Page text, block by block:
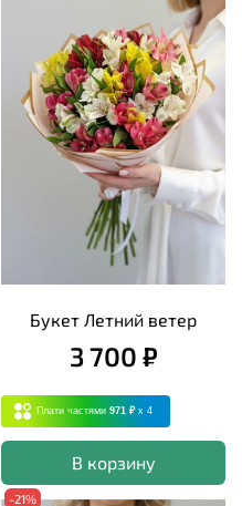
Букет Летний ветер
3 700 ₽
Плати частями 971 ₽ x 4
В корзину
-21%